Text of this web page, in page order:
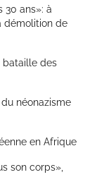
30 ans»: à
démolition de
bataille des
néonazisme
en Afrique
son corps»,